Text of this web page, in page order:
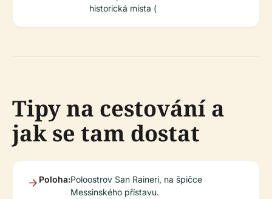
historická místa (
Tipy na cestování a
jak se tam dostat
Poloha:Poloostrov San Raineri, na špičce
Messinského přístavu.